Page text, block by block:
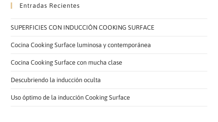
Entradas Recientes
SUPERFICIES CON INDUCCIÓN COOKING SURFACE
Cocina Cooking Surface luminosa y contemporánea
Cocina Cooking Surface con mucha clase
Descubriendo la inducción oculta
Uso óptimo de la inducción Cooking Surface